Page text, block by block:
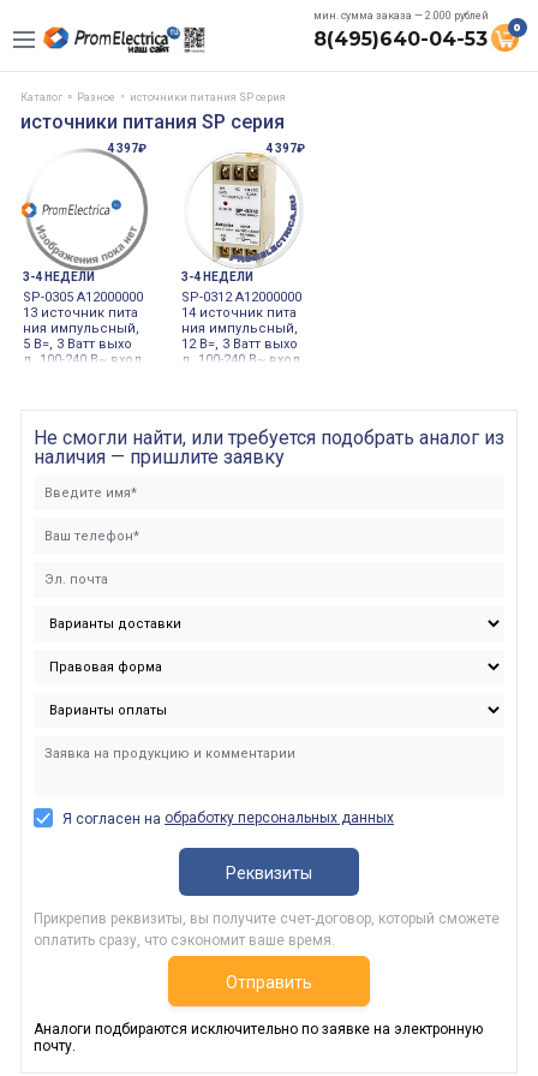
мин. сумма заказа — 2.000 рублей
8(495)640-04-53 0
Каталог Разное источники питания SP серия
источники питания SP серия
4 397₽
3-4 НЕДЕЛИ
SP-0305 A12000000
13 источник пита
ния импульсный,
5 В=, 3 Ватт выхо
д, 100-240 В~ вход
4 397₽
3-4 НЕДЕЛИ
SP-0312 A12000000
14 источник пита
ния импульсный,
12 В=, 3 Ватт выхо
д, 100-240 В~ вход
Не смогли найти, или требуется подобрать аналог из
наличия — пришлите заявку
Я согласен на обработку персональных данных
Реквизиты
Прикрепив реквизиты, вы получите счет-договор, который сможете
оплатить сразу, что сэкономит ваше время.
Отправить
Аналоги подбираются исключительно по заявке на электронную
почту.